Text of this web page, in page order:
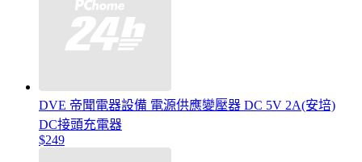
DVE 帝聞電器設備 電源供應變壓器 DC 5V 2A(安培)
DC接頭充電器
$249